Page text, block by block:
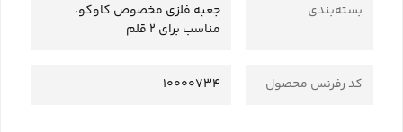
بسته‌بندی
جعبه فلزی مخصوص کاوکو،
مناسب برای 2 قلم
کد رفرنس محصول 10000734